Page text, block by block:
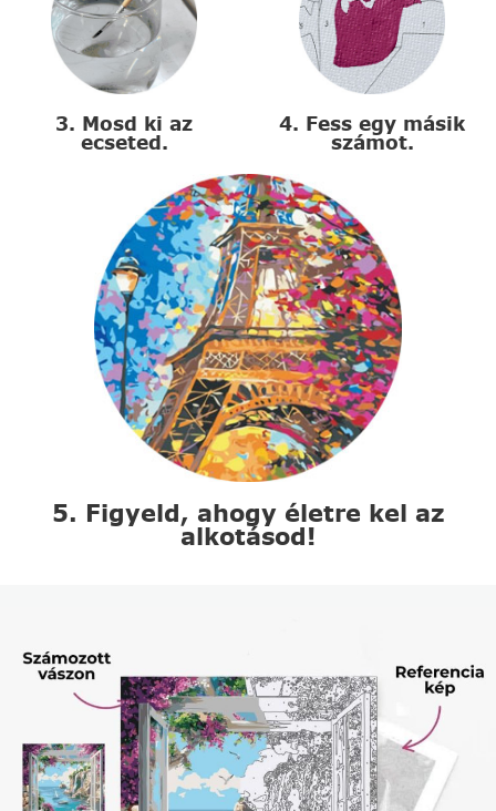
3. Mosd ki az
ecseted.
4. Fess egy másik
számot.
5. Figyeld, ahogy életre kel az
alkotásod!